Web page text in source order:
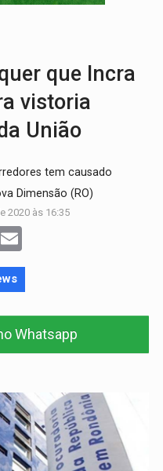
que Incra
vistoria
União
tem causado
Dimensão (RO)
2020 às 16:35
Whatsapp